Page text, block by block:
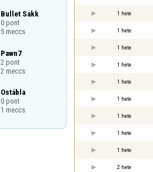
Bullet Sakk
0 pont
5 meccs
Pawn7
2 pont
2 meccs
Ostábla
0 pont
1 meccs
1 hete
1 hete
1 hete
1 hete
1 hete
1 hete
1 hete
1 hete
1 hete
2 hete